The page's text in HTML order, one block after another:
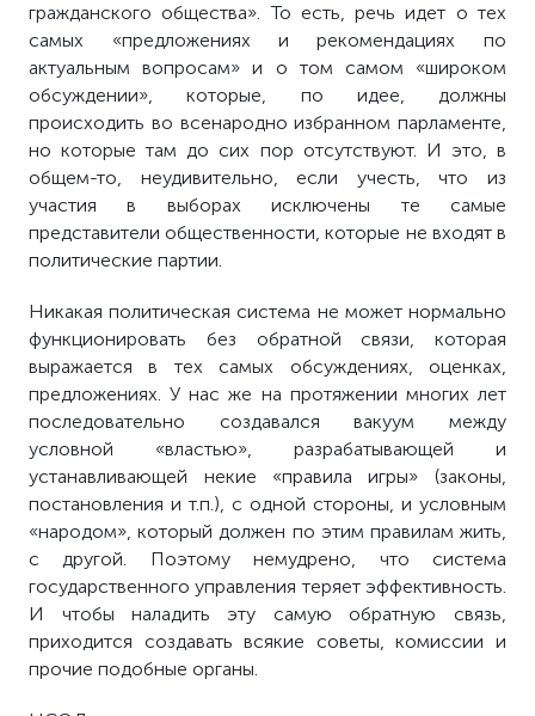
гражданского общества». То есть, речь идет о тех
самых «предложениях и рекомендациях по
актуальным вопросам» и о том самом «широком
обсуждении», которые, по идее, должны
происходить во всенародно избранном парламенте,
но которые там до сих пор отсутствуют. И это, в
общем-то, неудивительно, если учесть, что из
участия в выборах исключены те самые
представители общественности, которые не входят в
политические партии.
Никакая политическая система не может нормально
функционировать без обратной связи, которая
выражается в тех самых обсуждениях, оценках,
предложениях. У нас же на протяжении многих лет
последовательно создавался вакуум между
условной «властью», разрабатывающей и
устанавливающей некие «правила игры» (законы,
постановления и т.п.), с одной стороны, и условным
«народом», который должен по этим правилам жить,
с другой. Поэтому немудрено, что система
государственного управления теряет эффективность.
И чтобы наладить эту самую обратную связь,
приходится создавать всякие советы, комиссии и
прочие подобные органы.